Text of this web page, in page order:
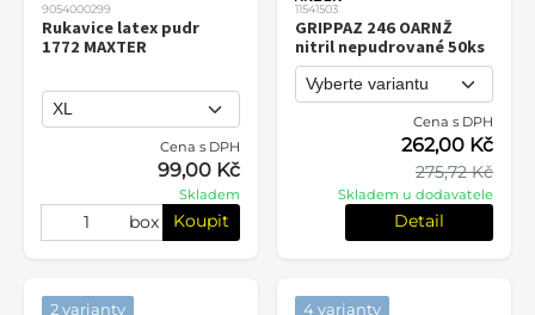
9054000299
Rukavice latex pudr
1772 MAXTER
Cena s DPH
99,00 Kč
Skladem
box Koupit
11541503
GRIPPAZ 246 OARNŽ
nitril nepudrované 50ks
Cena s DPH
275,72 Kč
262,00 Kč
Skladem u dodavatele
Detail
2 varianty 4 varianty